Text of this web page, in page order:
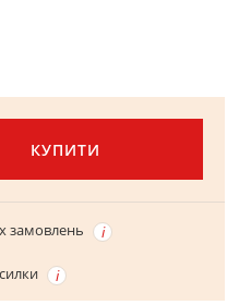
КУПИТИ
замовлень